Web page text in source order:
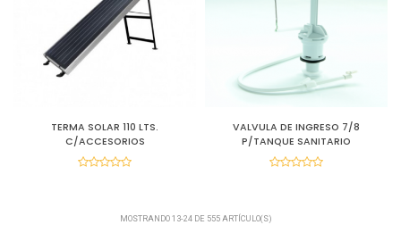
TERMA SOLAR 110 LTS.
C/ACCESORIOS
VALVULA DE INGRESO 7/8
P/TANQUE SANITARIO
MOSTRANDO 13-24 DE 555 ARTÍCULO(S)